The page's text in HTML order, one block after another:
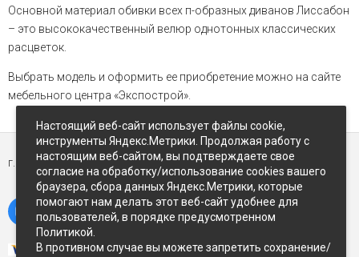
Основной материал обивки всех п-образных диванов Лиссабон
– это высококачественный велюр однотонных классических
расцветок.
Выбрать модель и оформить ее приобретение можно на сайте
мебельного центра «Экспострой».
г. Петропавловск-Камчатский,ул Восточное-шоссе, д.5
Настоящий веб-сайт использует файлы cookie,
инструменты Яндекс.Метрики. Продолжая работу с
настоящим веб-сайтом, вы подтверждаете свое
согласие на обработку/использование cookies вашего
браузера, сбора данных Яндекс.Метрики, которые
помогают нам делать этот веб-сайт удобнее для
пользователей, в порядке предусмотренном
Политикой.
В противном случае вы можете запретить сохранение/